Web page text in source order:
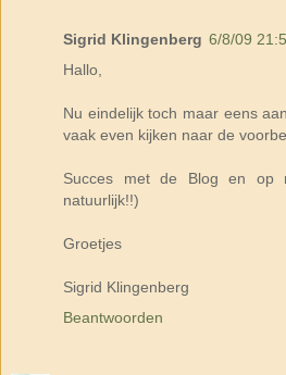
Sigrid Klingenberg 6/8/09
Hallo,
Nu eindelijk toch maar eens
vaak even kijken naar de
Succes met de Blog en op
natuurlijk!!)
Groetjes
Sigrid Klingenberg
Beantwoorden